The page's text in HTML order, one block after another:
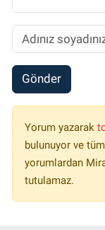
Gönder
Yorum yazarak
bulunuyor ve
yorumlardan
tutulamaz.